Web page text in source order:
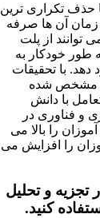
حذف تکراری ترین
زمان آن ها صرفه
توانند از پلت
طور خودکار به
دهد. با تحقیقات
مشخص شده
با دانش
و فناوری در
را بالا می
را افزایش می
تجزیه و تحلیل
کنید.